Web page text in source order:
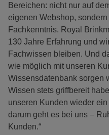
Bereichen: nicht nur auf
eigenen Webshop,
Fachkenntnis. Royal
130 Jahre Erfahrung und
Fachwissen bleiben. Und
wie möglich mit unseren
Wissensdatenbank sorgen
Wissen stets griffbereit
unseren Kunden wieder
darum geht es bei uns –
Kunden.“